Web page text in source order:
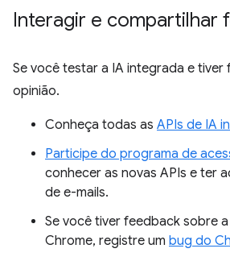
Interagir e compartilhar
Se você testar a IA integrada e tiver
opinião.
Conheça todas as APIs de IA
Participe do programa de
conhecer as novas APIs e ter
de e-mails.
Se você tiver feedback sobre
Chrome, registre um bug do